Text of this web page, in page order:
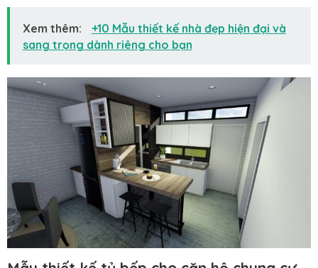
Xem thêm:
+10 Mẫu thiết kế nhà đẹp hiện đại và
sang trọng dành riêng cho bạn